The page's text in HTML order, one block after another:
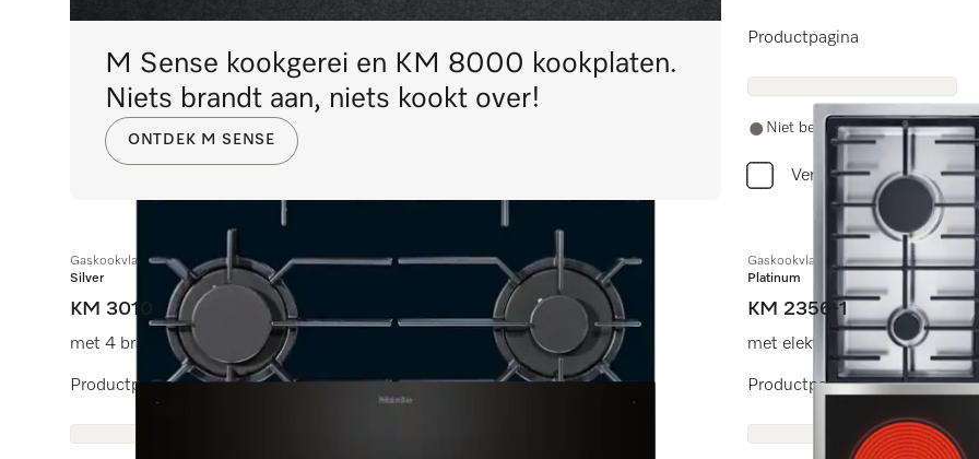
Productpagina
Niet beschikbaar
Vergelijken
Gaskookvlak
Silver
KM 3010
met 4 branders
Productpagina
Gaskookvlak
Platinum
KM 2356-1
met elektronische functies
Productpagina
M Sense kookgerei en KM 8000 kookplaten.
Niets brandt aan, niets kookt over!
ONTDEK M SENSE